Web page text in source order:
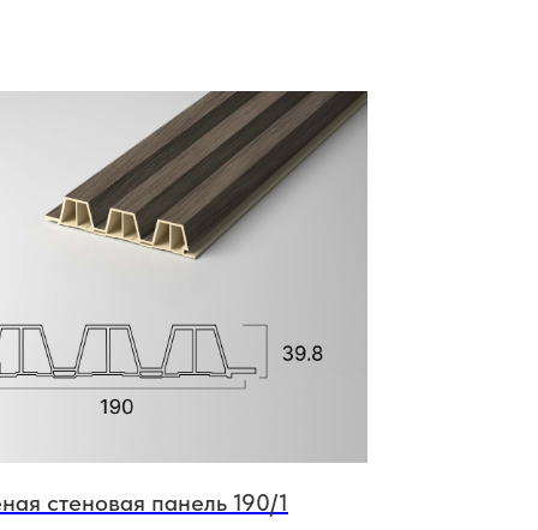
стеновая панель 190/1